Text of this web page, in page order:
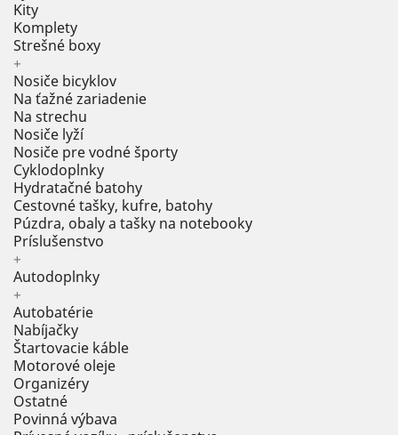
Kity
Komplety
Strešné boxy
+
Nosiče bicyklov
Na ťažné zariadenie
Na strechu
Nosiče lyží
Nosiče pre vodné športy
Cyklodoplnky
Hydratačné batohy
Cestovné tašky, kufre, batohy
Púzdra, obaly a tašky na notebooky
Príslušenstvo
+
Autodoplnky
+
Autobatérie
Nabíjačky
Štartovacie káble
Motorové oleje
Organizéry
Ostatné
Povinná výbava